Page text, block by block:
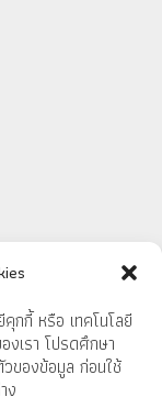
กกี้ หรือ เทคโนโลยี
เรา โปรดศึกษา
วของข้อมูล ก่อนใช้
ง